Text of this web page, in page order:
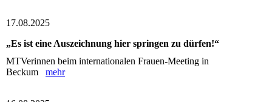
17.08.2025
„Es ist eine Auszeichnung hier springen zu dürfen!“
MTVerinnen beim internationalen Frauen-Meeting in
Beckum mehr